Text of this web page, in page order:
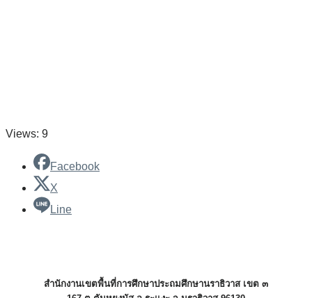
Views: 9
Facebook
X
Line
สำนักงานเขตพื้นที่การศึกษาประถมศึกษานราธิวาส เขต ๓